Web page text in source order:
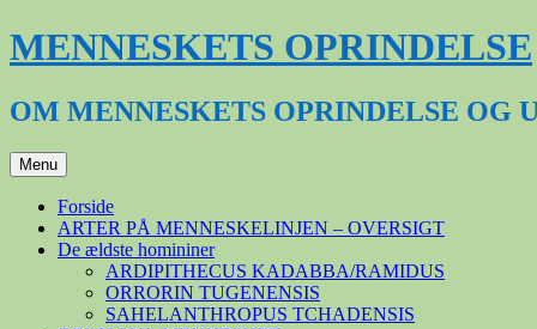
Hop
til
MENNESKETS OPRINDELSE
OM MENNESKETS OPRINDELSE OG
Menu
Forside
ARTER PÅ MENNESKELINJEN – OVERSIGT
De ældste homininer
ARDIPITHECUS KADABBA/RAMIDUS
ORRORIN TUGENENSIS
SAHELANTHROPUS TCHADENSIS